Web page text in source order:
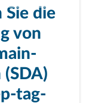
Sie die
von
tag-